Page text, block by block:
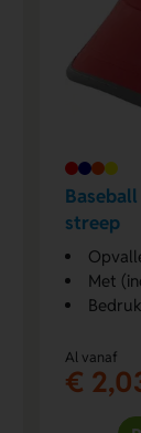
streep
Met
Al vanaf
€